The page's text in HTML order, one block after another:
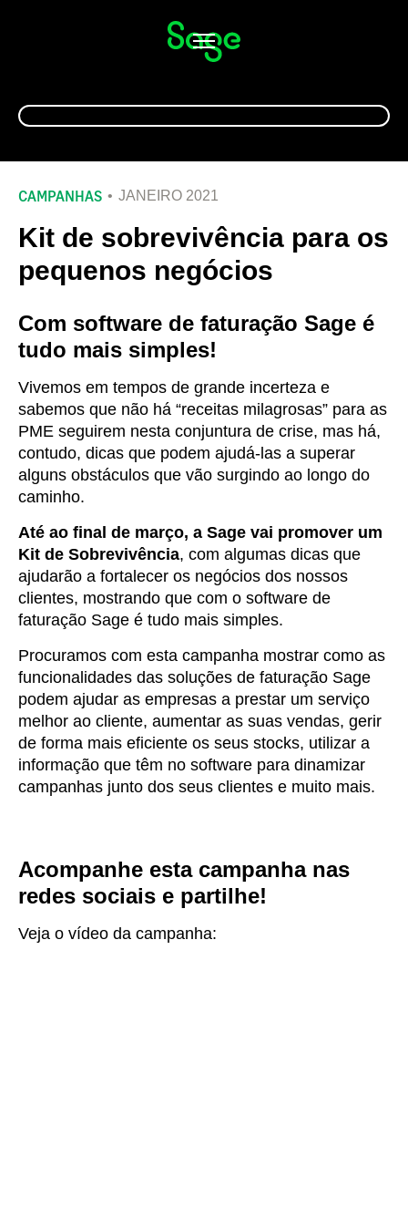
Alternar
navegação
CAMPANHAS JANEIRO 2021
Kit de sobrevivência para os
pequenos negócios
Com software de faturação Sage é
tudo mais simples!
Vivemos em tempos de grande incerteza e
sabemos que não há “receitas milagrosas” para as
PME seguirem nesta conjuntura de crise, mas há,
contudo, dicas que podem ajudá-las a superar
alguns obstáculos que vão surgindo ao longo do
caminho.
Até ao final de março, a Sage vai promover um
Kit de Sobrevivência, com algumas dicas que
ajudarão a fortalecer os negócios dos nossos
clientes, mostrando que com o software de
faturação Sage é tudo mais simples.
Procuramos com esta campanha mostrar como as
funcionalidades das soluções de faturação Sage
podem ajudar as empresas a prestar um serviço
melhor ao cliente, aumentar as suas vendas, gerir
de forma mais eficiente os seus stocks, utilizar a
informação que têm no software para dinamizar
campanhas junto dos seus clientes e muito mais.
Acompanhe esta campanha nas
redes sociais e partilhe!
Veja o vídeo da campanha: